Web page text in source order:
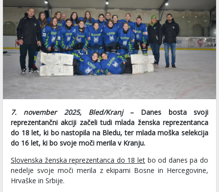
7. november 2025, Bled/Kranj– Danes bosta svoji
reprezentančni akciji začeli tudi mlada ženska reprezentanca
do 18 let, ki bo nastopila na Bledu, ter mlada moška selekcija
do 16 let, ki bo svoje moči merila v Kranju.
Slovenska ženska reprezentanca do 18 let bo od danes pa do
nedelje svoje moči merila z ekipami Bosne in Hercegovine,
Hrvaške in Srbije.